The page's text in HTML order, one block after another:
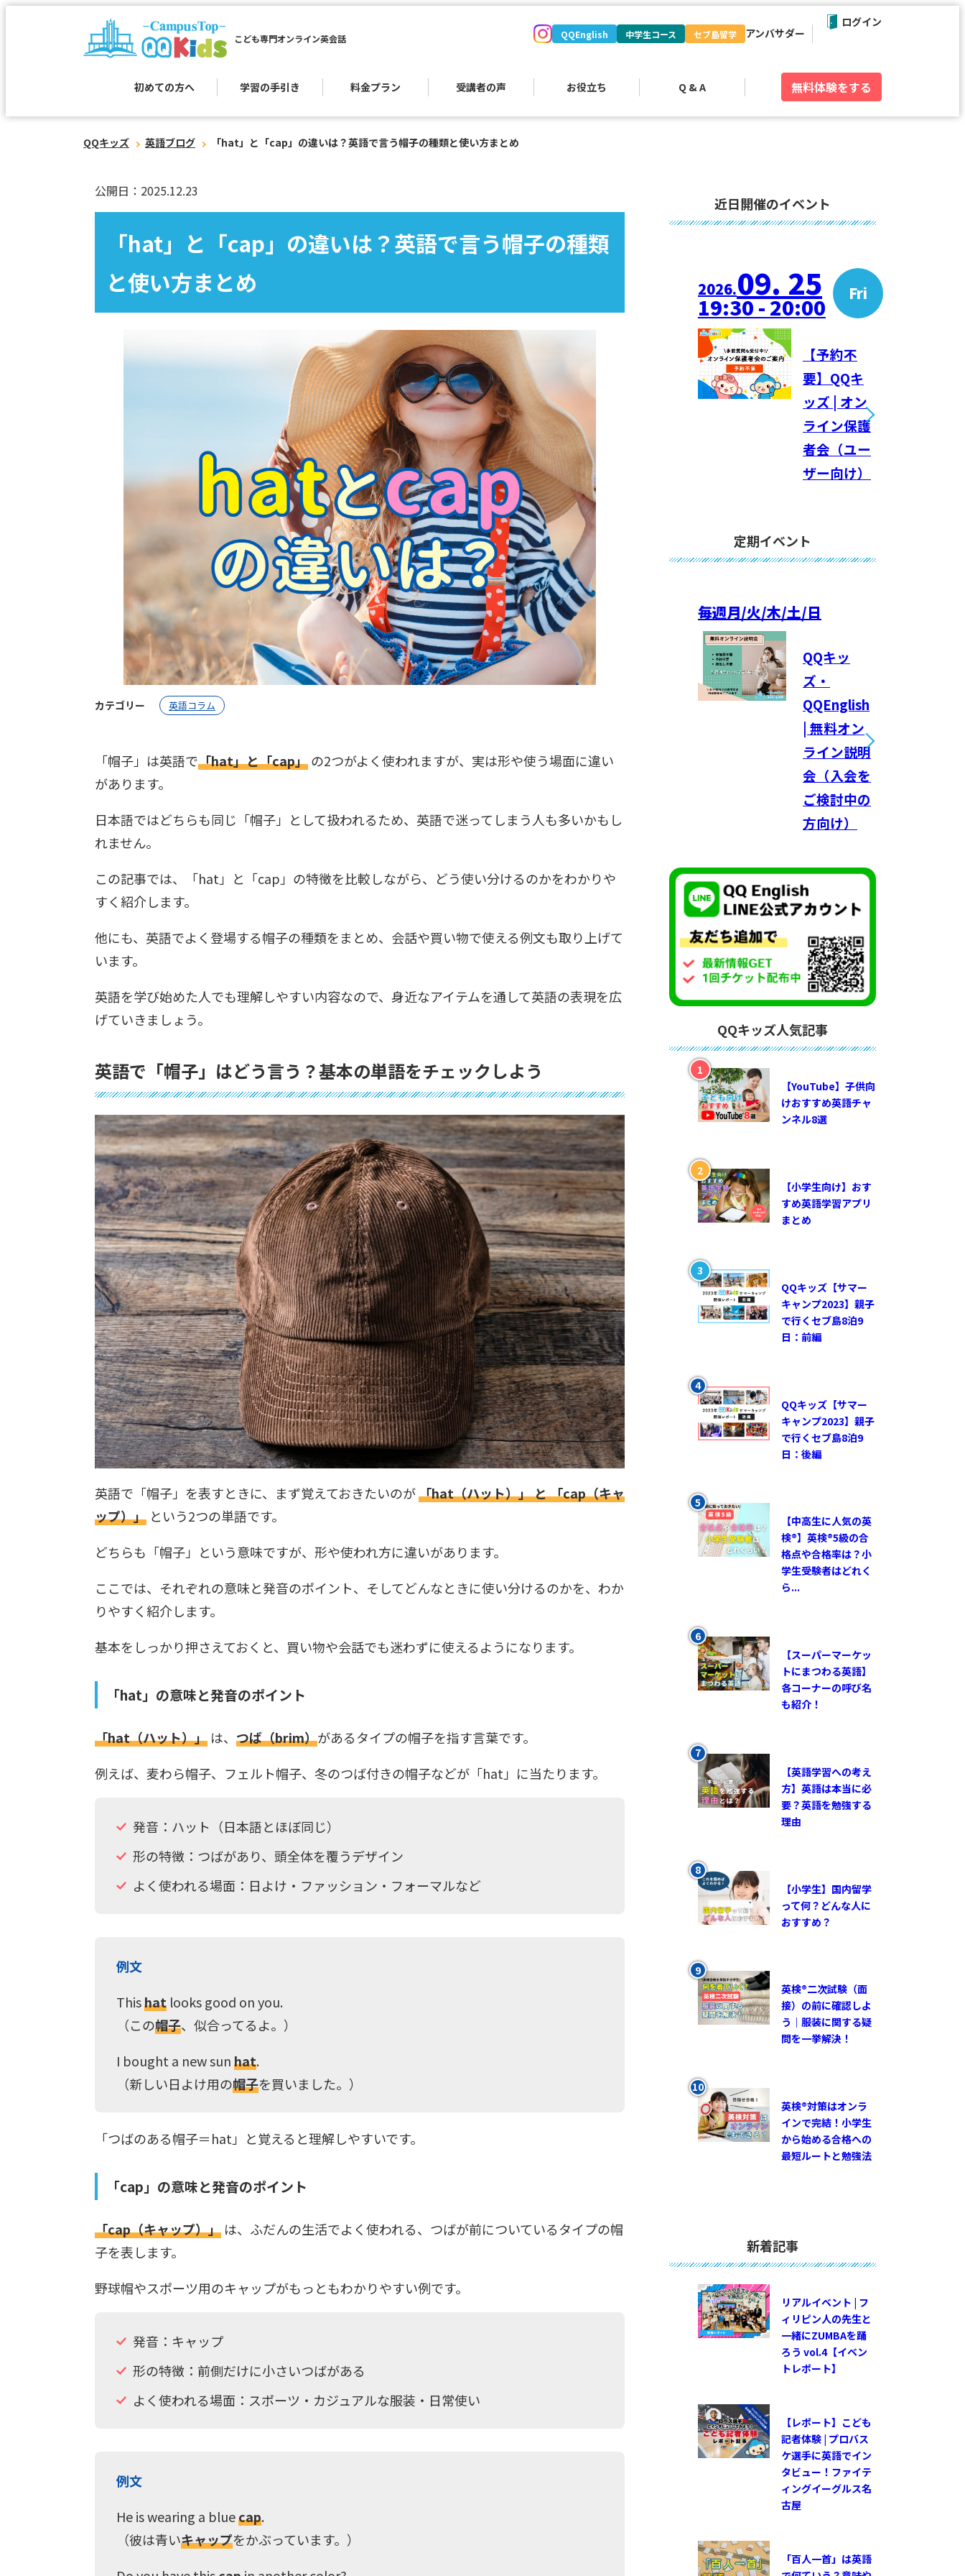
こども専門オンライン英会話
初めての方へ 学習の手引き 料金プラン 受講者の声 お役立ち Q & A
QQEnglish 中学生コース セブ島留学 アンバサダー
無料体験をする
ログイン
QQキッズ 英語ブログ 「hat」と「cap」の違いは？英語で言う帽子の種類と使い方まとめ
公開日：2025.12.23
「hat」と「cap」の違いは？英語で言う帽子の種類
と使い方まとめ
カテゴリー 英語コラム
「帽子」は英語で「hat」と「cap」の2つがよく使われますが、実は形や使う場面に違い
があります。
日本語ではどちらも同じ「帽子」として扱われるため、英語で迷ってしまう人も多いかもし
れません。
この記事では、「hat」と「cap」の特徴を比較しながら、どう使い分けるのかをわかりや
すく紹介します。
他にも、英語でよく登場する帽子の種類をまとめ、会話や買い物で使える例文も取り上げて
います。
英語を学び始めた人でも理解しやすい内容なので、身近なアイテムを通して英語の表現を広
げていきましょう。
英語で「帽子」はどう言う？基本の単語をチェックしよう
英語で「帽子」を表すときに、まず覚えておきたいのが「hat（ハット）」 と 「cap（キャ
ップ）」 という2つの単語です。
どちらも「帽子」という意味ですが、形や使われ方に違いがあります。
ここでは、それぞれの意味と発音のポイント、そしてどんなときに使い分けるのかを、わか
りやすく紹介します。
基本をしっかり押さえておくと、買い物や会話でも迷わずに使えるようになります。
「hat」の意味と発音のポイント
「hat（ハット）」 は、 つば（brim）があるタイプの帽子を指す言葉です。
例えば、麦わら帽子、フェルト帽子、冬のつば付きの帽子などが「hat」に当たります。
発音：ハット（日本語とほぼ同じ）
形の特徴：つばがあり、頭全体を覆うデザイン
よく使われる場面：日よけ・ファッション・フォーマルなど
例文
Thishat looks good on you.
（この帽子、似合ってるよ。）
I bought a new sunhat.
（新しい日よけ用の帽子を買いました。）
「つばのある帽子＝hat」と覚えると理解しやすいです。
「cap」の意味と発音のポイント
「cap（キャップ）」 は、ふだんの生活でよく使われる、つばが前についているタイプの帽
子を表します。
野球帽やスポーツ用のキャップがもっともわかりやすい例です。
発音：キャップ
形の特徴：前側だけに小さいつばがある
よく使われる場面：スポーツ・カジュアルな服装・日常使い
例文
He is wearing a bluecap.
（彼は青いキャップをかぶっています。）
近日開催のイベント
2026.09. 25 Fri
19:30 - 20:00
【予約不
要】QQキ
ッズ | オン
ライン保護
者会（ユー
ザー向け）
定期イベント
毎週月/火/木/土/日
QQキッ
ズ・
QQEnglish
| 無料オン
ライン説明
会（入会を
ご検討中の
方向け）
QQキッズ人気記事
【YouTube】子供向
けおすすめ英語チャ
ンネル8選
【小学生向け】おす
すめ英語学習アプリ
まとめ
QQキッズ【サマー
キャンプ2023】親子
で行くセブ島8泊9
日：前編
QQキッズ【サマー
キャンプ2023】親子
で行くセブ島8泊9
日：後編
【中高生に人気の英
検®︎】英検®︎5級の合
格点や合格率は？小
学生受験者はどれく
ら...
【スーパーマーケッ
トにまつわる英語】
各コーナーの呼び名
も紹介！
【英語学習への考え
方】英語は本当に必
要？英語を勉強する
理由
【小学生】国内留学
って何？どんな人に
おすすめ？
英検®︎二次試験（面
接）の前に確認しよ
う｜服装に関する疑
問を一挙解決！
英検®対策はオンラ
インで完結！小学生
から始める合格への
最短ルートと勉強法
新着記事
リアルイベント | フ
ィリピン人の先生と
一緒にZUMBAを踊
ろう vol.4【イベン
トレポート】
【レポート】こども
記者体験 | プロバス
ケ選手に英語でイン
タビュー！ファイテ
ィングイーグルス名
古屋
「百人一首」は英語